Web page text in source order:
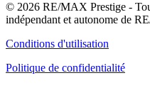
© 2026 RE/MAX Prestige -
indépendant et autonome de
Conditions d'utilisation
Politique de confidentialité